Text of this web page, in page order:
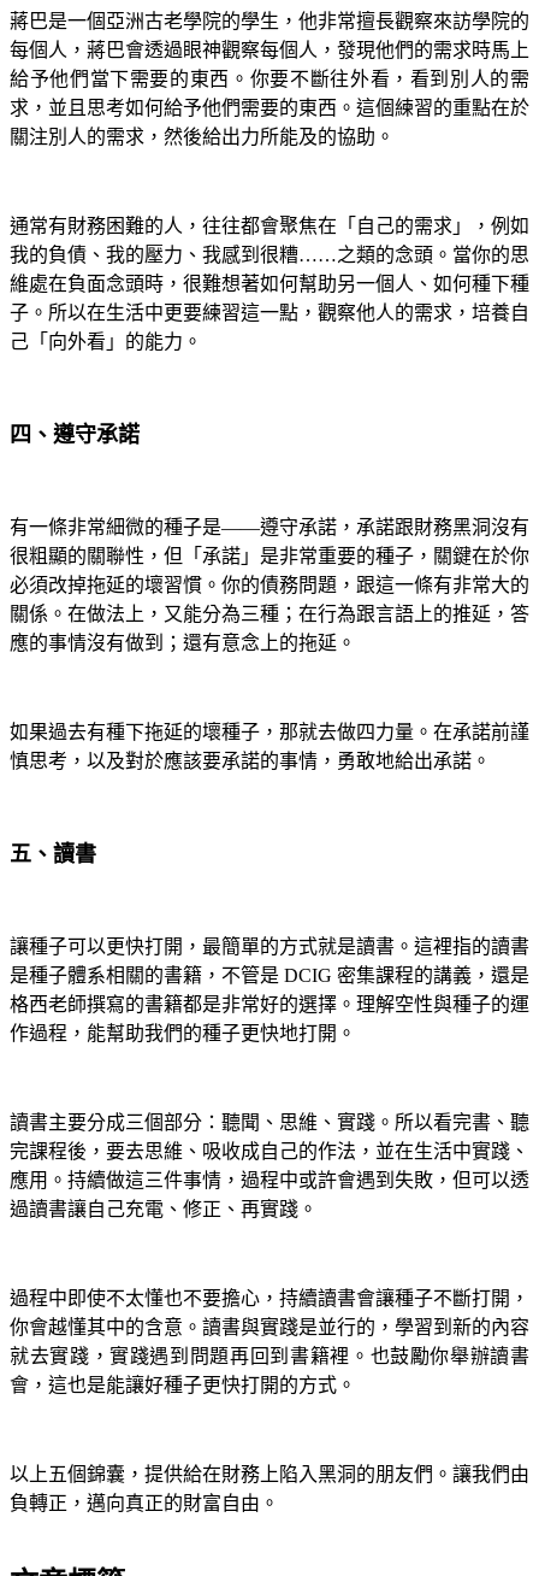
蔣巴是一個亞洲古老學院的學生，他非常擅長觀察來訪學院的
每個人，蔣巴會透過眼神觀察每個人，發現他們的需求時馬上
給予他們當下需要的東西。你要不斷往外看，看到別人的需
求，並且思考如何給予他們需要的東西。這個練習的重點在於
關注別人的需求，然後給出力所能及的協助。
通常有財務困難的人，往往都會聚焦在「自己的需求」，例如
我的負債、我的壓力、我感到很糟……之類的念頭。當你的思
維處在負面念頭時，很難想著如何幫助另一個人、如何種下種
子。所以在生活中更要練習這一點，觀察他人的需求，培養自
己「向外看」的能力。
四、遵守承諾
有一條非常細微的種子是——遵守承諾，承諾跟財務黑洞沒有
很粗顯的關聯性，但「承諾」是非常重要的種子，關鍵在於你
必須改掉拖延的壞習慣。你的債務問題，跟這一條有非常大的
關係。在做法上，又能分為三種；在行為跟言語上的推延，答
應的事情沒有做到；還有意念上的拖延。
如果過去有種下拖延的壞種子，那就去做四力量。在承諾前謹
慎思考，以及對於應該要承諾的事情，勇敢地給出承諾。
五、讀書
讓種子可以更快打開，最簡單的方式就是讀書。這裡指的讀書
是種子體系相關的書籍，不管是 DCIG 密集課程的講義，還是
格西老師撰寫的書籍都是非常好的選擇。理解空性與種子的運
作過程，能幫助我們的種子更快地打開。
讀書主要分成三個部分：聽聞、思維、實踐。所以看完書、聽
完課程後，要去思維、吸收成自己的作法，並在生活中實踐、
應用。持續做這三件事情，過程中或許會遇到失敗，但可以透
過讀書讓自己充電、修正、再實踐。
過程中即使不太懂也不要擔心，持續讀書會讓種子不斷打開，
你會越懂其中的含意。讀書與實踐是並行的，學習到新的內容
就去實踐，實踐遇到問題再回到書籍裡。也鼓勵你舉辦讀書
會，這也是能讓好種子更快打開的方式。
以上五個錦囊，提供給在財務上陷入黑洞的朋友們。讓我們由
負轉正，邁向真正的財富自由。